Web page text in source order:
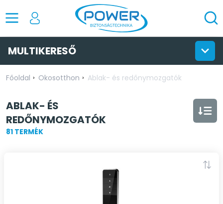
MULTIKERESŐ
Főoldal Okosotthon Ablak- és redőnymozgatók
ABLAK- ÉS
REDŐNYMOZGATÓK
81 TERMÉK